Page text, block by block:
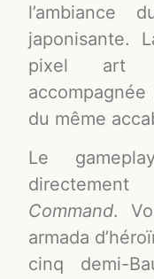
japonisante.
pixel art
du même
Le
Command.
armada
cinq demi-